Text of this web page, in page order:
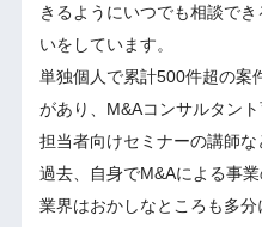
きるようにいつでも相談で
いをしています。
単独個人で累計500件超の案
があり、M&Aコンサルタン
担当者向けセミナーの講師な
過去、自身でM&Aによる事
業界はおかしなところも多